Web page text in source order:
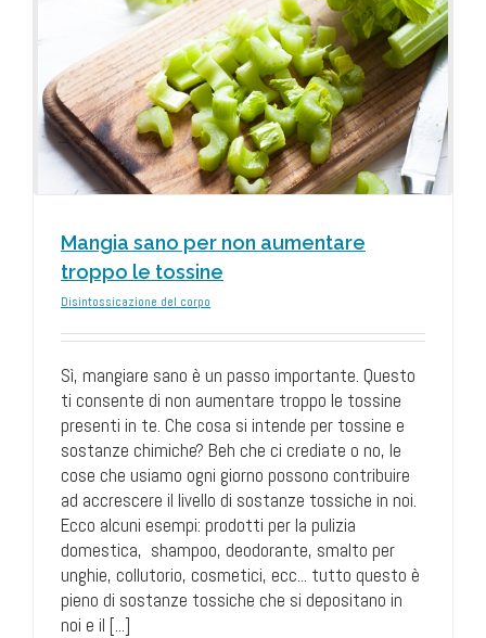
Mangia sano per non aumentare
troppo le tossine
Disintossicazione del corpo
Sì, mangiare sano è un passo importante. Questo
ti consente di non aumentare troppo le tossine
presenti in te. Che cosa si intende per tossine e
sostanze chimiche? Beh che ci crediate o no, le
cose che usiamo ogni giorno possono contribuire
ad accrescere il livello di sostanze tossiche in noi.
Ecco alcuni esempi: prodotti per la pulizia
domestica, shampoo, deodorante, smalto per
unghie, collutorio, cosmetici, ecc... tutto questo è
pieno di sostanze tossiche che si depositano in
noi e il [...]